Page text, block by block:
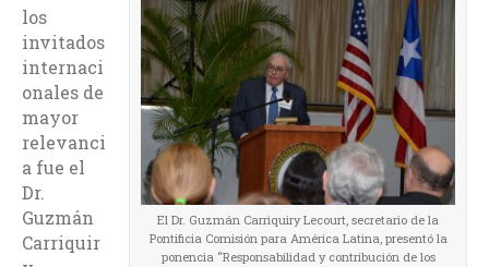
El Dr. Guzmán Carriquiry Lecourt, secretario de la
Pontificia Comisión para América Latina, presentó la
ponencia “Responsabilidad y contribución de los
los
invitados
internaci
onales de
mayor
relevanci
a fue el
Dr.
Guzmán
Carriquir